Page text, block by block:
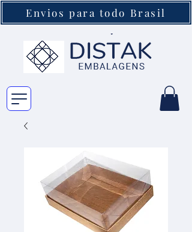
Envios para todo Brasil